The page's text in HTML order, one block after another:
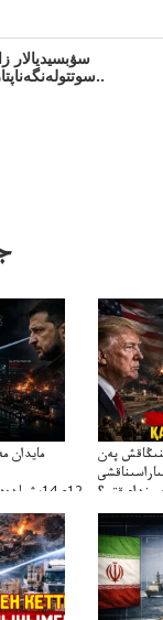
سۋبسيديالار
سوتتولەنگەناپتار ايىبە؟ۋ تسوتتاعىا..
مايدان
سترات12ي14ىشىلدەدەگىاسكەريستراتەگيالىقاحۋال
پەن